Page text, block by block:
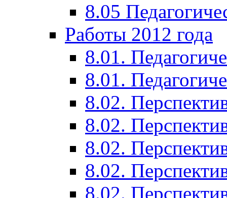
8.05
Работы 2012 года
8.01.
8.01.
8.02.
8.02.
8.02.
8.02.
8.02.